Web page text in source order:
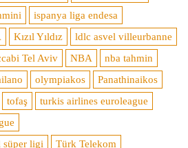
ispanya liga endesa
Kızıl Yıldız
ldlc asvel villeurbanne
Tel Aviv NBA
nba tahmin
olympiakos
Panathinaikos
tofaş
turkis airlines euroleague
süper ligi
Türk Telekom